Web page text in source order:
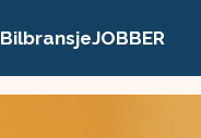
BilbransjeJOBBER